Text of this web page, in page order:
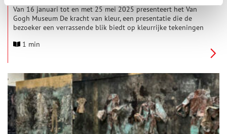
Van 16 januari tot en met 25 mei 2025 presenteert het Van
Gogh Museum De kracht van kleur, een presentatie die de
bezoeker een verrassende blik biedt op kleurrijke tekeningen
selectie hoogtepunten uit de eigen collectie, werken die
zien geweest.
1 min